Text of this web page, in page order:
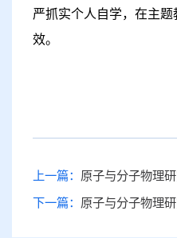
严抓实个人自学，在主
效。
上一篇： 原子与分子物理研究所党委举办学习贯彻习近平新时代
下一篇： 原子与分子物理